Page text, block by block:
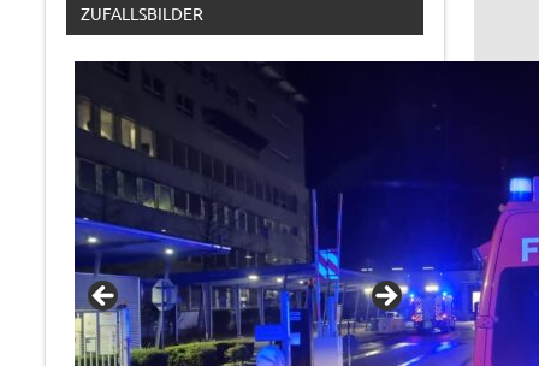
ZUFALLSBILDER